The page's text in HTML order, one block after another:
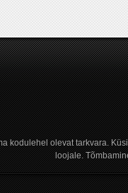
kodulehel olevat tarkvara.
loojale.